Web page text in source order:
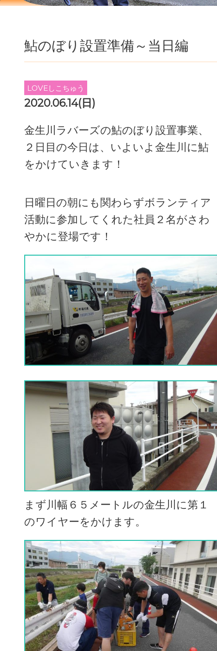
鮎のぼり設置準備～当日編
LOVEしこちゅう
2020.06.14(日)
金生川ラバーズの鮎のぼり設置事業、
２日目の今日は、いよいよ金生川に鮎
をかけていきます！
日曜日の朝にも関わらずボランティア
活動に参加してくれた社員２名がさわ
やかに登場です！
まず川幅６５メートルの金生川に第１
のワイヤーをかけます。